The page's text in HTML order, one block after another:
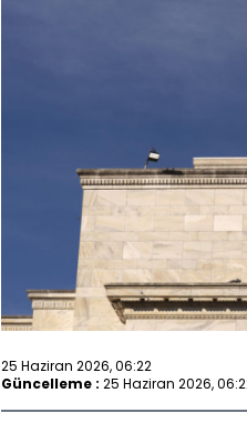
25 Haziran 2026, 06:22
Güncelleme : 25 Haziran 2026,